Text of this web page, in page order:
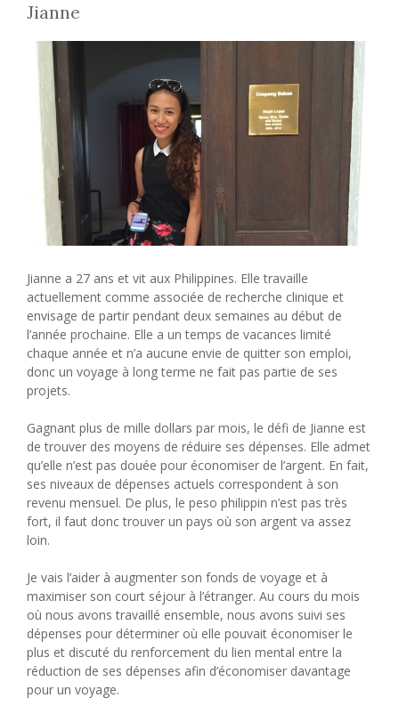
Jianne
Jianne a 27 ans et vit aux Philippines. Elle travaille
actuellement comme associée de recherche clinique et
envisage de partir pendant deux semaines au début de
l’année prochaine. Elle a un temps de vacances limité
chaque année et n’a aucune envie de quitter son emploi,
donc un voyage à long terme ne fait pas partie de ses
projets.
Gagnant plus de mille dollars par mois, le défi de Jianne est
de trouver des moyens de réduire ses dépenses. Elle admet
qu’elle n’est pas douée pour économiser de l’argent. En fait,
ses niveaux de dépenses actuels correspondent à son
revenu mensuel. De plus, le peso philippin n’est pas très
fort, il faut donc trouver un pays où son argent va assez
loin.
Je vais l’aider à augmenter son fonds de voyage et à
maximiser son court séjour à l’étranger. Au cours du mois
où nous avons travaillé ensemble, nous avons suivi ses
dépenses pour déterminer où elle pouvait économiser le
plus et discuté du renforcement du lien mental entre la
réduction de ses dépenses afin d’économiser davantage
pour un voyage.